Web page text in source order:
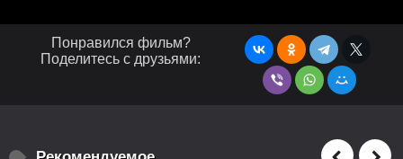
Понравился фильм?
Поделитесь с друзьями: